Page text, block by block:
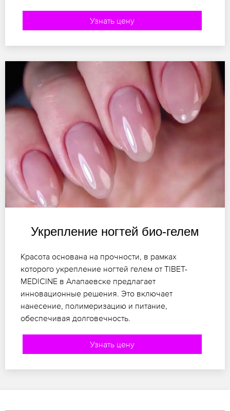
Узнать цену
Укрепление ногтей био-гелем
Красота основана на прочности, в рамках
которого укрепление ногтей гелем от TIBET-
MEDICINE в Алапаевске предлагает
инновационные решения. Это включает
нанесение, полимеризацию и питание,
обеспечивая долговечность.
Узнать цену